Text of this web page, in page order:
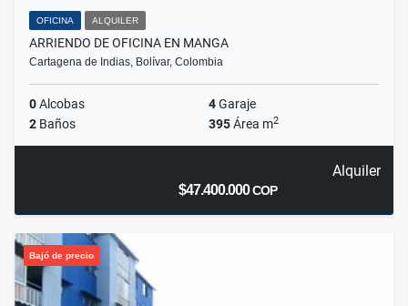
OFICINA ALQUILER
ARRIENDO DE OFICINA EN MANGA
Cartagena de Indias, Bolívar, Colombia
0Alcobas 4Garaje
2 Baños 395Área m2
Alquiler
$47.400.000COP
Bajó de precio